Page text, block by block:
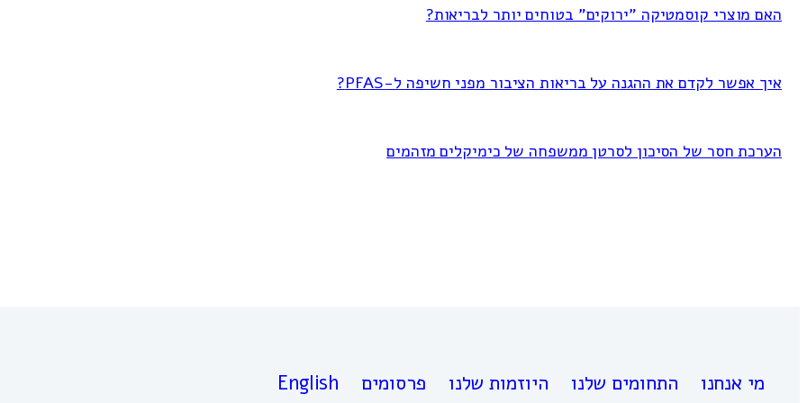
האם מוצרי קוסמטיקה "ירוקים" בטוחים יותר לבריאות?
איך אפשר לקדם את ההגנה על בריאות הציבור מפני חשיפה ל-PFAS?
הערכת חסר של הסיכון לסרטן ממשפחה של כימיקלים מזהמים
מי אנחנו התחומים שלנו היוזמות שלנו פרסומים English